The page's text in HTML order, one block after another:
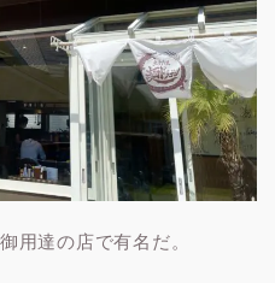
用達の店で有名だ。